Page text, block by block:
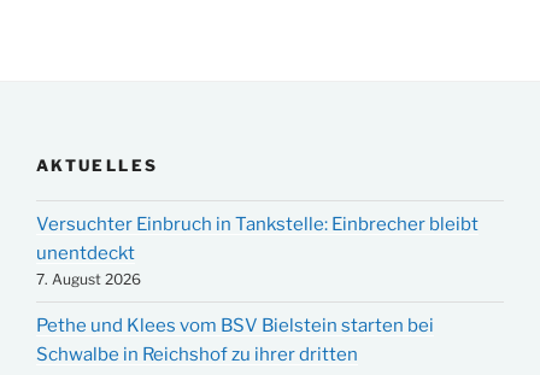
AKTUELLES
Versuchter Einbruch in Tankstelle: Einbrecher bleibt
unentdeckt
7. August 2026
Pethe und Klees vom BSV Bielstein starten bei
Schwalbe in Reichshof zu ihrer dritten